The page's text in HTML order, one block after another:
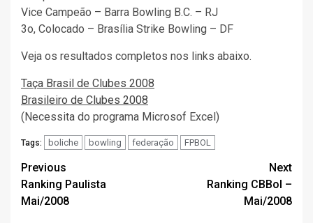
Vice Campeão – Barra Bowling B.C. – RJ
3o, Colocado – Brasília Strike Bowling – DF
Veja os resultados completos nos links abaixo.
Taça Brasil de Clubes 2008
Brasileiro de Clubes 2008
(Necessita do programa Microsof Excel)
Tags: boliche bowling federação FPBOL
Post
navigation
Previous
Ranking Paulista
Mai/2008
Next
Ranking CBBol –
Mai/2008